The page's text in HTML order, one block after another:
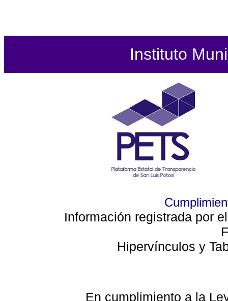
Instituto
Información registrada por
Hipervínculos y
En cumplimiento a la